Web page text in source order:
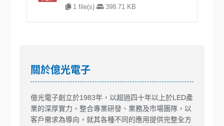
1 file(s) 398.71 KB
關於億光電子
億光電子創立於1983年，以超過四十年以上於LED產
業的深厚實力，整合專業研發、業務及市場團隊，以
客戶需求為導向，就其各種不同的應用提供完整全方